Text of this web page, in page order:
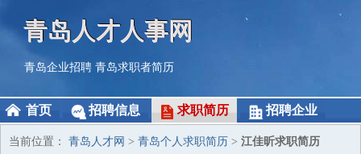
青岛人才人事网
青岛企业招聘 青岛求职者简历
首页 招聘信息 求职简历 招聘企业
当前位置： 青岛人才网 > 青岛个人求职简历 > 江佳昕求职简历